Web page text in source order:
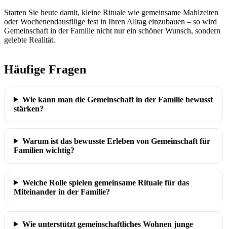
Starten Sie heute damit, kleine Rituale wie gemeinsame Mahlzeiten
oder Wochenendausflüge fest in Ihren Alltag einzubauen – so wird
Gemeinschaft in der Familie nicht nur ein schöner Wunsch, sondern
gelebte Realität.
Häufige Fragen
Wie kann man die Gemeinschaft in der Familie bewusst
stärken?
Warum ist das bewusste Erleben von Gemeinschaft für
Familien wichtig?
Welche Rolle spielen gemeinsame Rituale für das
Miteinander in der Familie?
Wie unterstützt gemeinschaftliches Wohnen junge